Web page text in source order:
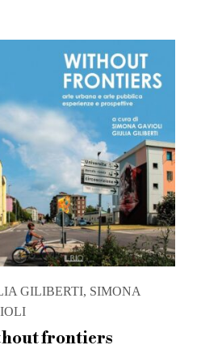
GILIBERTI, SIMONA
frontiers